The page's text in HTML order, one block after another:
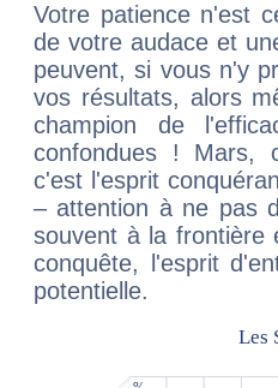
Votre patience n'est
de votre audace et
peuvent, si vous n'y
vos résultats, alors
champion de
confondues ! Mars,
c'est l'esprit
– attention à ne pas
souvent à la frontière
conquête, l'esprit
potentielle.